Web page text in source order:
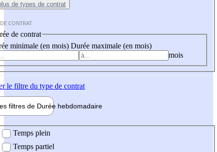
de types de contrat
CONTRAT
de contrat
minimale (en mois) Durée maximale (en mois)
mois
le filtre du type de contrat
filtres de Durée hebdomadaire
Temps plein
Temps partiel